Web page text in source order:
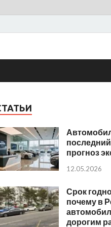
прогноз
12.05.2026
Срок
почему в
дорогим